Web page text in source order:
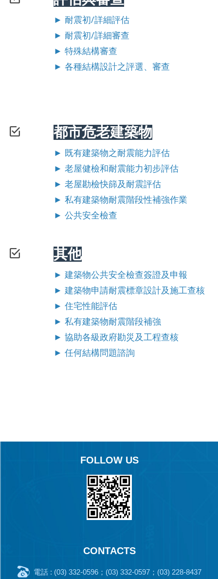
► 耐震初/詳細評估
► 耐震初/詳細審查
► 特殊結構審查
► 各種結構設計之評選、審查
都市危老建築物
► 既有建築物之耐震能力評估
► 老屋健檢和耐震能力初步評估
► 老屋勘檢快篩及耐震評估
► 私有建築物耐震階段性補強作業
► 公共安全檢查
其他
► 建築物公共安全檢查簽證及申報
► 建築物申請耐震標章設計及施工查核
► 住宅性能評估
► 私有建築物耐震階段補強
► 協助各級政府勘災及工程查核
► 任何結構問題諮詢
FOLLOW US
CONTACTS
電話 : (03) 332-0596；(03) 332-0597；(03) 228-8437